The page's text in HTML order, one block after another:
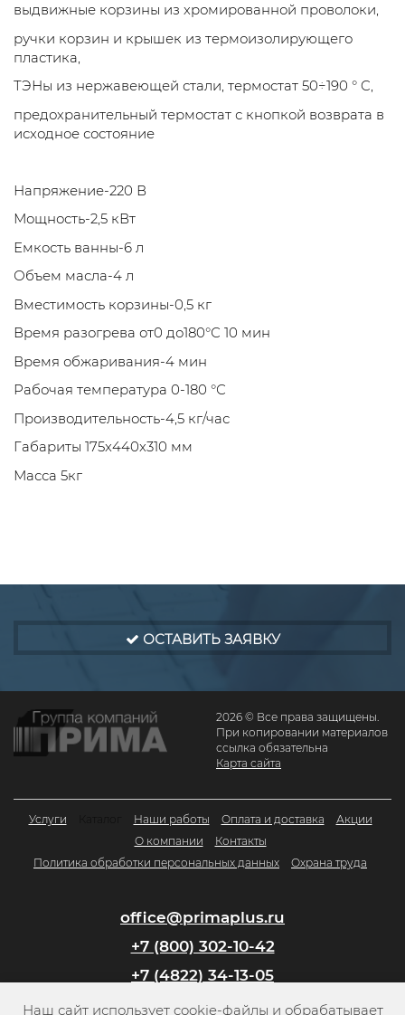
выдвижные корзины из хромированной проволоки,
ручки корзин и крышек из термоизолирующего
пластика,
ТЭНы из нержавеющей стали, термостат 50÷190 ° C,
предохранительный термостат с кнопкой возврата в
исходное состояние
Напряжение-220 В
Мощность-2,5 кВт
Емкость ванны-6 л
Объем масла-4 л
Вместимость корзины-0,5 кг
Время разогрева от0 до180°С 10 мин
Время обжаривания-4 мин
Рабочая температура 0-180 °С
Производительность-4,5 кг/час
Габариты 175x440x310 мм
Масса 5кг
ОСТАВИТЬ ЗАЯВКУ
2026 © Все права защищены.
При копировании материалов
ссылка обязательна
Карта сайта
Услуги Наши работы Оплата и доставка
Акции
О компании
Контакты
Политика обработки персональных данных
Охрана труда
office@primaplus.ru
+7 (800) 302-10-42
+7 (4822) 34-13-05
Наш сайт использует cookie-файлы и обрабатывает